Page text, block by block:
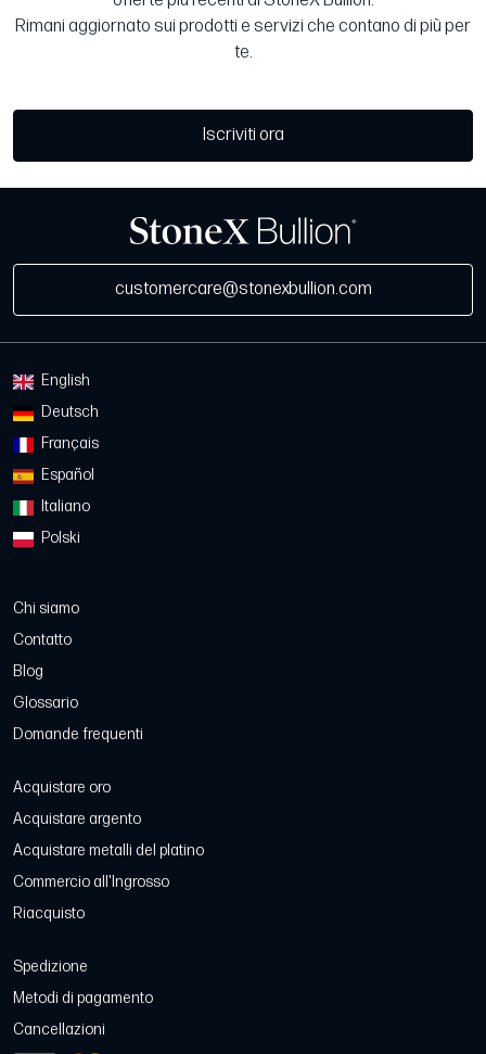
Rimani aggiornato sui prodotti e servizi che contano di più per
te.
Iscriviti ora
customercare@stonexbullion.com
English
Deutsch
Français
Español
Italiano
Polski
Chi siamo
Contatto
Blog
Glossario
Domande frequenti
Acquistare oro
Acquistare argento
Acquistare metalli del platino
Commercio all'Ingrosso
Riacquisto
Spedizione
Metodi di pagamento
Cancellazioni